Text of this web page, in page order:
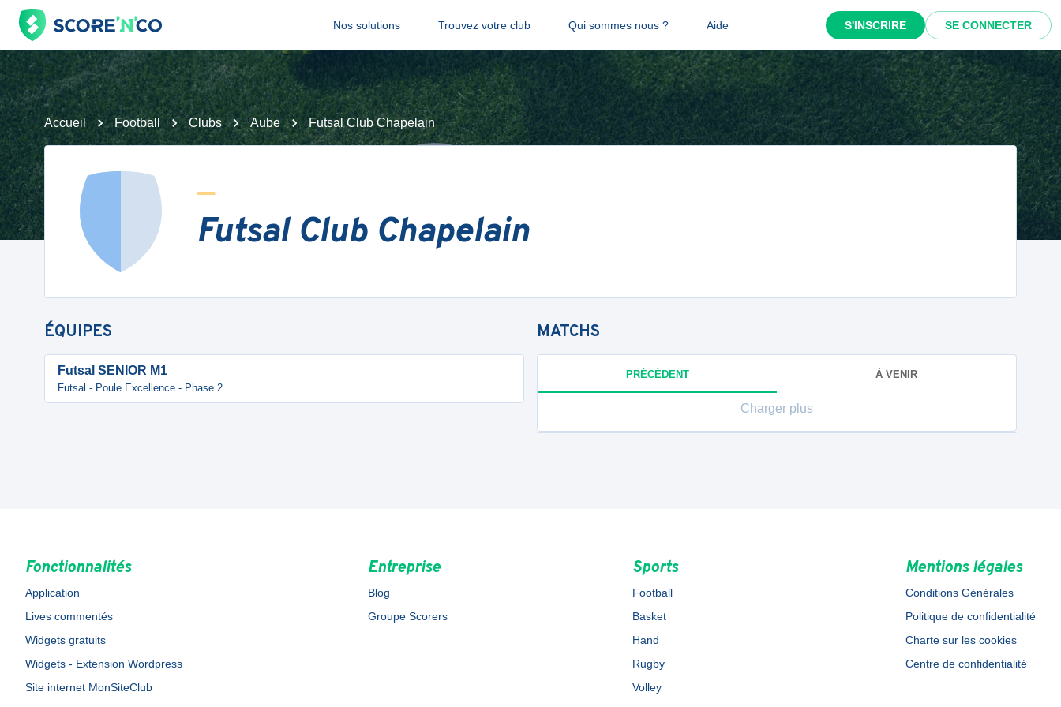
Nos solutions Trouvez votre club Qui sommes nous ? Aide S'INSCRIRE SE CONNECTER
Accueil Football Clubs Aube Futsal Club Chapelain
Futsal Club Chapelain
ÉQUIPES
Futsal SENIOR M1
Futsal - Poule Excellence - Phase 2
MATCHS
PRÉCÉDENT À VENIR
Charger plus
Fonctionnalités
Application
Lives commentés
Widgets gratuits
Widgets - Extension Wordpress
Site internet MonSiteClub
Entreprise
Blog
Groupe Scorers
Sports
Football
Basket
Hand
Rugby
Volley
Mentions légales
Conditions Générales
Politique de confidentialité
Charte sur les cookies
Centre de confidentialité